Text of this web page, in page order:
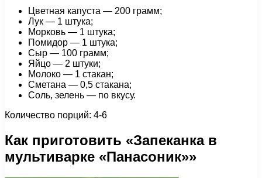
Цветная капуста — 200 грамм;
Лук — 1 штука;
Морковь — 1 штука;
Помидор — 1 штука;
Сыр — 100 грамм;
Яйцо — 2 штуки;
Молоко — 1 стакан;
Сметана — 0,5 стакана;
Соль, зелень — по вкусу.
Количество порций: 4-6
Как приготовить «Запеканка в
мультиварке «Панасоник»»